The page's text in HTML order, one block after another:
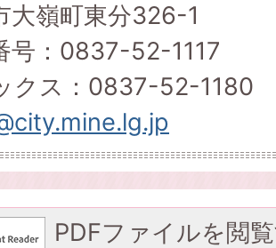
大嶺町東分326-1
号：0837-52-1117
クス：0837-52-1180
PDFファイルを閲